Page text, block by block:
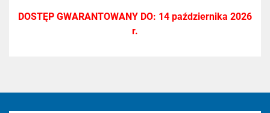
DOSTĘP GWARANTOWANY DO: 14 października 2026
r.